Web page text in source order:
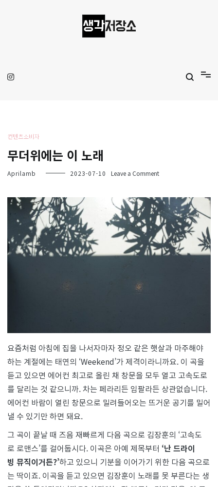
컨텐츠소비자
무더위에는 이 노래
Aprilamb 2023-07-10 Leave a Commenton
위
에
는
이
노
래
요즘처럼 아침에 집을 나서자마자 정오 같은 햇살과 마주해야
하는 계절에는 태연의 ‘Weekend’가 제격이라니까요. 이 곡을
듣고 있으면 에어컨 최고로 올린 채 창문을 모두 열고 고속도로
를 달리는 것 같으니까. 차는 페라리든 임팔라든 상관없습니다.
에어컨 바람이 열린 창문으로 밀려들어오는 뜨거운 공기를 밀어
낼 수 있기만 하면 돼요.
그 곡이 끝날 때 즈음 재빠르게 다음 곡으로 김장훈의 ‘고속도
로 로맨스’를 걸어둡시다. 이곡은 아예 제목부터 ‘난 드라이
빙 뮤직이거든?’하고 있으니 기분을 이어가기 위한 다음 곡으로
는 딱이죠. 이곡을 듣고 있으면 김장훈이 노래를 못 부른다는 생